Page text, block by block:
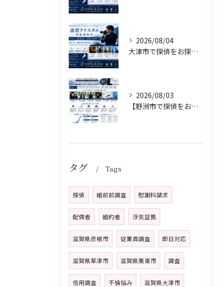
2026/08/04
大津市で探偵をお探しなら滋賀クリスタル探偵事務所｜浮気調査・不倫調査・素行調査・人探しに対応
2026/08/03
【野洲市で探偵をお探しなら】滋賀クリスタル探偵事務所｜野洲市対応・相談無料・秘密厳守
タグ Tags
探偵 婚前前調査 慰謝料請求
配偶者 婚約者 浮気証拠
滋賀県彦根市 従業員調査 即日対応
滋賀県草津市 滋賀県栗東市 調査
信用調査 不倫悩み 滋賀県大津市